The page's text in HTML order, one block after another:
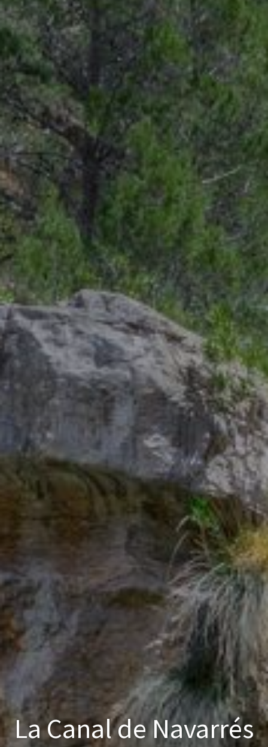
La Canal de Navarrés